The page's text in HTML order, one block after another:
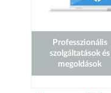
Professzionális
szolgáltatások és
megoldások